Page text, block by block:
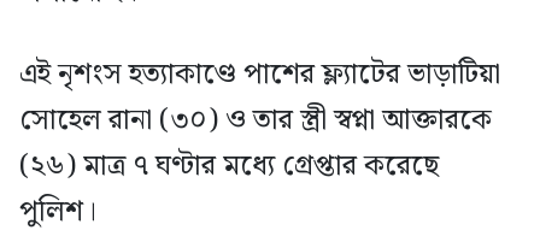
এই নৃশংস হত্যাকাণ্ডে পাশের ফ্ল্যাটের ভাড়াটিয়া
সোহেল রানা (৩০) ও তার স্ত্রী স্বপ্না আক্তারকে
(২৬) মাত্র ৭ ঘণ্টার মধ্যে গ্রেপ্তার করেছে
পুলিশ।